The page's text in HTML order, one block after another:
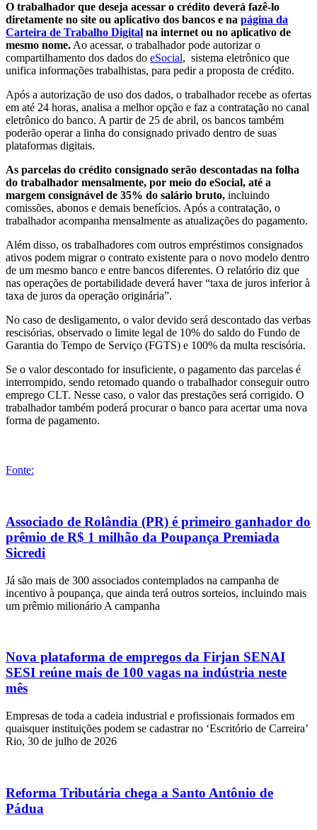
O trabalhador que deseja acessar o crédito deverá fazê-lo
diretamente no site ou aplicativo dos bancos e na página da
Carteira de Trabalho Digital na internet ou no aplicativo de
mesmo nome. Ao acessar, o trabalhador pode autorizar o
compartilhamento dos dados do eSocial, sistema eletrônico que
unifica informações trabalhistas, para pedir a proposta de crédito.
Após a autorização de uso dos dados, o trabalhador recebe as ofertas
em até 24 horas, analisa a melhor opção e faz a contratação no canal
eletrônico do banco. A partir de 25 de abril, os bancos também
poderão operar a linha do consignado privado dentro de suas
plataformas digitais.
As parcelas do crédito consignado serão descontadas na folha
do trabalhador mensalmente, por meio do eSocial, até a
margem consignável de 35% do salário bruto, incluindo
comissões, abonos e demais benefícios. Após a contratação, o
trabalhador acompanha mensalmente as atualizações do pagamento.
Além disso, os trabalhadores com outros empréstimos consignados
ativos podem migrar o contrato existente para o novo modelo dentro
de um mesmo banco e entre bancos diferentes. O relatório diz que
nas operações de portabilidade deverá haver “taxa de juros inferior à
taxa de juros da operação originária”.
No caso de desligamento, o valor devido será descontado das verbas
rescisórias, observado o limite legal de 10% do saldo do Fundo de
Garantia do Tempo de Serviço (FGTS) e 100% da multa rescisória.
Se o valor descontado for insuficiente, o pagamento das parcelas é
interrompido, sendo retomado quando o trabalhador conseguir outro
emprego CLT. Nesse caso, o valor das prestações será corrigido. O
trabalhador também poderá procurar o banco para acertar uma nova
forma de pagamento.
Fonte:
Associado de Rolândia (PR) é primeiro ganhador do
prêmio de R$ 1 milhão da Poupança Premiada
Sicredi
Já são mais de 300 associados contemplados na campanha de
incentivo à poupança, que ainda terá outros sorteios, incluindo mais
um prêmio milionário A campanha
Nova plataforma de empregos da Firjan SENAI
SESI reúne mais de 100 vagas na indústria neste
mês
Empresas de toda a cadeia industrial e profissionais formados em
quaisquer instituições podem se cadastrar no ‘Escritório de Carreira’
Rio, 30 de julho de 2026
Reforma Tributária chega a Santo Antônio de
Pádua